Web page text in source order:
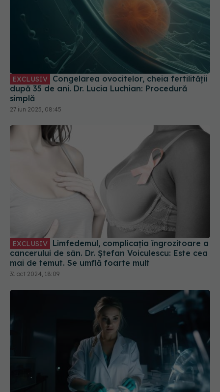
EXCLUSIV
după 35 de ani. Dr. Lucia Luchian: Procedură
simplă
27 iun 2025, 08:45
EXCLUSIV
cancerului de sân. Dr. Ștefan Voiculescu: Este cea
mai de temut. Se umflă foarte mult
31 oct 2024, 18:09